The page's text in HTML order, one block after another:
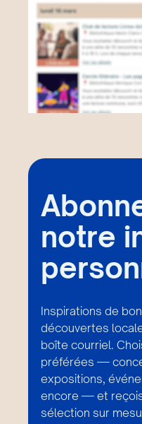
notre
Inspirations de
découvertes
boîte courriel.
préférées —
expositions,
encore — et
sélection sur